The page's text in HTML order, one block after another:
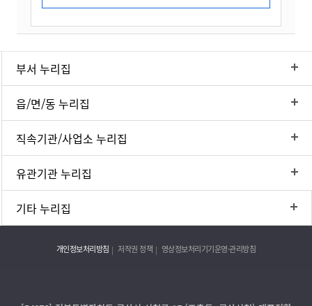
부서 누리집
읍/면/동 누리집
직속기관/사업소 누리집
유관기관 누리집
기타 누리집
개인정보처리방침 저작권 정책 영상정보처리기기운영·관리방침